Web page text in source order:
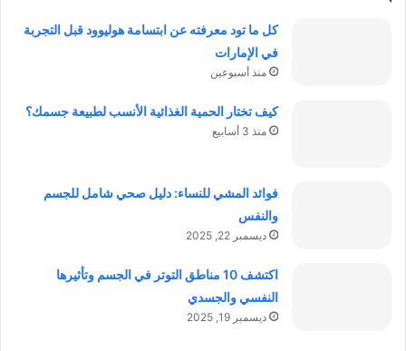
كل ما تود معرفته عن ابتسامة هوليوود قبل التجربة
في الإمارات
منذ أسبوعين
كيف تختار الحمية الغذائية الأنسب لطبيعة جسمك؟
منذ 3 أسابيع
فوائد المشي للنساء: دليل صحي شامل للجسم
والنفس
ديسمبر 22, 2025
اكتشف 10 مناطق التوتر في الجسم وتأثيرها
النفسي والجسدي
ديسمبر 19, 2025